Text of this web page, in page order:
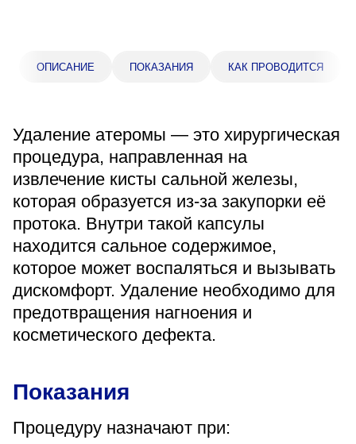
Центр здоровья НЛМК
Адрес
398005, г. Липецк, пл. Металлургов, 1
Понедельник — пятница 7:30–20:00
Суббота 08:00–16:00
Регистратура
+7 (4742) 55-55-43
Санаторий-профилакторий
«Парус»
399000, г. Липецк, Плехановское лесничество,
Понедельник — четверг
ОПИСАНИЕ ПОКАЗАНИЯ КАК ПРОВОДИТСЯ
Удаление атеромы — это хирургическая
процедура, направленная на
извлечение кисты сальной железы,
которая образуется из-за закупорки её
протока. Внутри такой капсулы
находится сальное содержимое,
которое может воспаляться и вызывать
дискомфорт. Удаление необходимо для
предотвращения нагноения и
косметического дефекта.
Показания
Процедуру назначают при: